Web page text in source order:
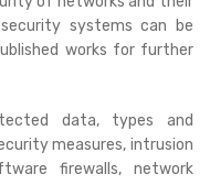
systems can be
works for further
data, types and
measures, intrusion
firewalls, network